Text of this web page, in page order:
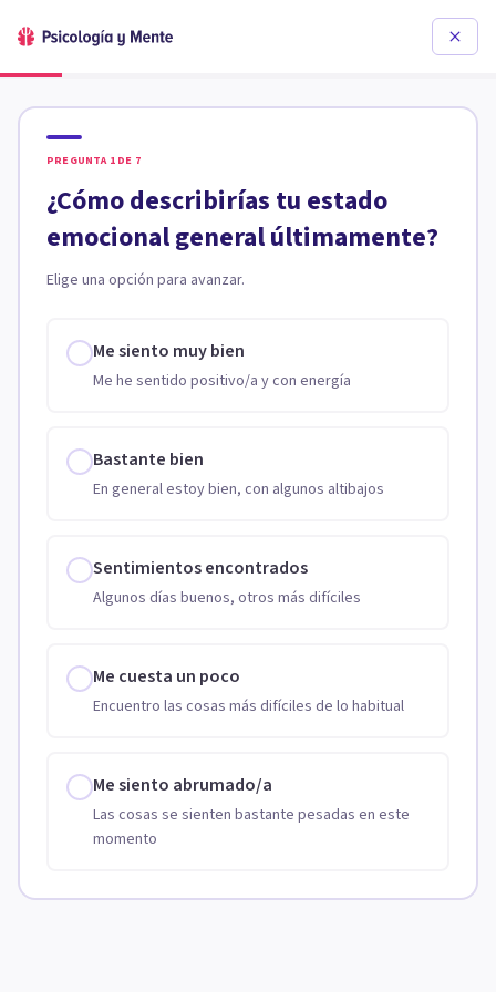
PREGUNTA 1 DE 7
¿Cómo describirías tu estado
emocional general últimamente?
Elige una opción para avanzar.
Me siento muy bien
Me he sentido positivo/a y con energía
Bastante bien
En general estoy bien, con algunos altibajos
Sentimientos encontrados
Algunos días buenos, otros más difíciles
Me cuesta un poco
Encuentro las cosas más difíciles de lo habitual
Me siento abrumado/a
Las cosas se sienten bastante pesadas en este
momento